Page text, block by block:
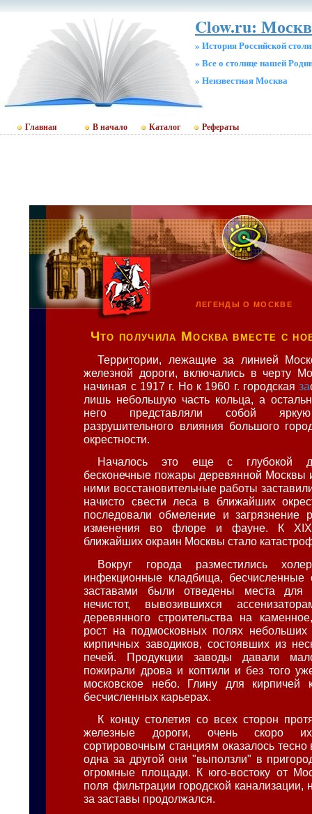
Clow.ru:
» История Российской
» Все о столице нашей
» Неизвестная Москва
Главная В начало Каталог Рефераты
ЛЕГЕНДЫ О МОСКВЕ
Что получила Москва вместе с
Территории, лежащие за линией
железной дороги, включались в черту
начиная с 1917 г. Но к 1960 г. городскаяза
лишь небольшую часть кольца, а
него представляли собой
разрушительного влияния большого
окрестности.
Началось это еще с глубокой
бесконечные пожары деревянной Москвы
ними восстановительные работы
начисто свести леса в ближайших
последовали обмеление и загрязнение
изменения во флоре и фауне. К XIX
ближайших окраин Москвы стало
Вокруг города разместились
инфекционные кладбища, бесчисленные
заставами были отведены места для
нечистот, вывозившихся
деревянного строительства на
рост на подмосковных полях
кирпичных заводиков, состоявших из
печей. Продукции заводы давали
пожирали дрова и коптили и без того
московское небо. Глину для
бесчисленных карьерах.
К концу столетия со всех сторон
железные дороги, очень скоро
сортировочным станциям оказалось
одна за другой они "выползли" в
огромные площади. К юго-востоку от
поля фильтрации городской канализации,
за заставы продолжался.